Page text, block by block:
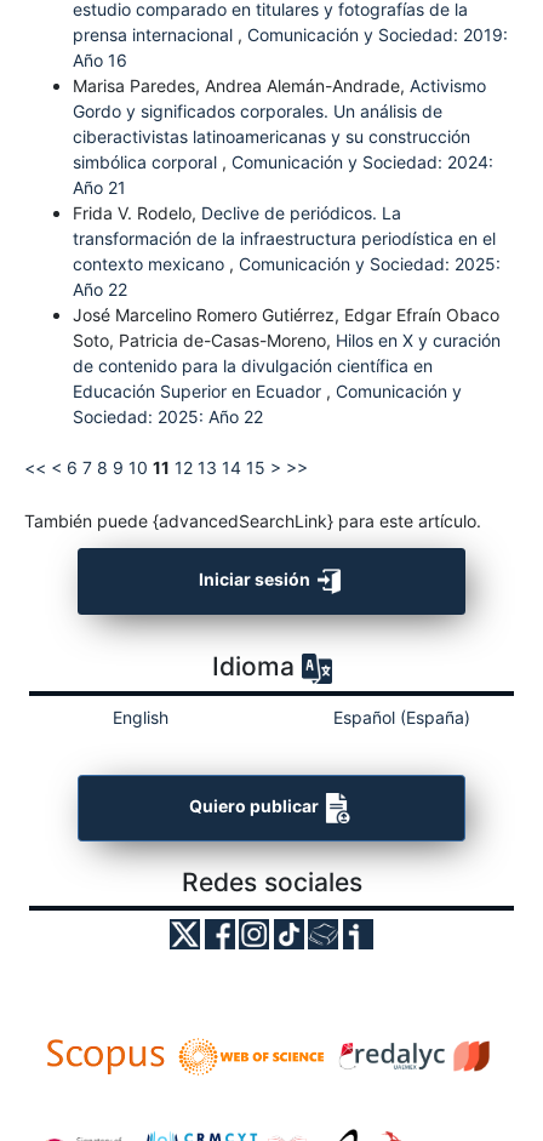
estudio comparado en titulares y fotografías de la
prensa internacional , Comunicación y Sociedad: 2019:
Año 16
Marisa Paredes, Andrea Alemán-Andrade, Activismo
Gordo y significados corporales. Un análisis de
ciberactivistas latinoamericanas y su construcción
simbólica corporal , Comunicación y Sociedad: 2024:
Año 21
Frida V. Rodelo, Declive de periódicos. La
transformación de la infraestructura periodística en el
contexto mexicano , Comunicación y Sociedad: 2025:
Año 22
José Marcelino Romero Gutiérrez, Edgar Efraín Obaco
Soto, Patricia de-Casas-Moreno, Hilos en X y curación
de contenido para la divulgación científica en
Educación Superior en Ecuador , Comunicación y
Sociedad: 2025: Año 22
<< < 6 7 8 9 10 11 12 13 14 15 > >>
También puede {advancedSearchLink} para este artículo.
Iniciar sesión
Idioma
English Español (España)
Quiero publicar
Redes sociales